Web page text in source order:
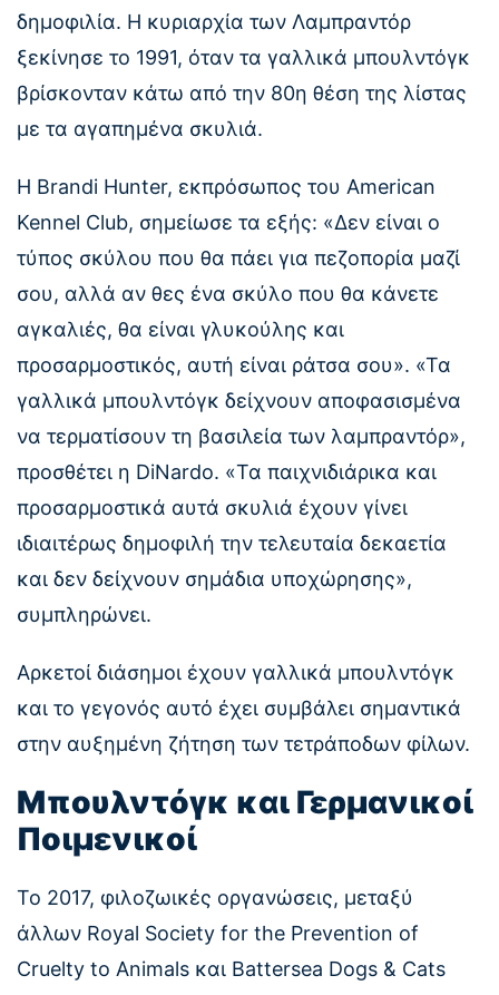
δημοφιλία. Η κυριαρχία των Λαμπραντόρ
ξεκίνησε το 1991, όταν τα γαλλικά μπουλντόγκ
βρίσκονταν κάτω από την 80η θέση της λίστας
με τα αγαπημένα σκυλιά.
Η Brandi Hunter, εκπρόσωπος του American
Kennel Club, σημείωσε τα εξής: «Δεν είναι ο
τύπος σκύλου που θα πάει για πεζοπορία μαζί
σου, αλλά αν θες ένα σκύλο που θα κάνετε
αγκαλιές, θα είναι γλυκούλης και
προσαρμοστικός, αυτή είναι ράτσα σου». «Τα
γαλλικά μπουλντόγκ δείχνουν αποφασισμένα
να τερματίσουν τη βασιλεία των λαμπραντόρ»,
προσθέτει η DiNardo. «Τα παιχνιδιάρικα και
προσαρμοστικά αυτά σκυλιά έχουν γίνει
ιδιαιτέρως δημοφιλή την τελευταία δεκαετία
και δεν δείχνουν σημάδια υποχώρησης»,
συμπληρώνει.
Αρκετοί διάσημοι έχουν γαλλικά μπουλντόγκ
και το γεγονός αυτό έχει συμβάλει σημαντικά
στην αυξημένη ζήτηση των τετράποδων φίλων.
Μπουλντόγκ και Γερμανικοί
Ποιμενικοί
Το 2017, φιλοζωικές οργανώσεις, μεταξύ
άλλων Royal Society for the Prevention of
Cruelty to Animals και Battersea Dogs & Cats